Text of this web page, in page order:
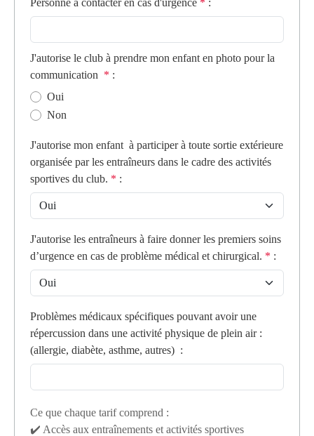
Personne à contacter en cas d'urgence * :
J'autorise le club à prendre mon enfant en photo pour la
communication * :
Oui
Non
J'autorise mon enfant à participer à toute sortie extérieure
organisée par les entraîneurs dans le cadre des activités
sportives du club. * :
J'autorise les entraîneurs à faire donner les premiers soins
d’urgence en cas de problème médical et chirurgical. * :
Problèmes médicaux spécifiques pouvant avoir une
répercussion dans une activité physique de plein air :
(allergie, diabète, asthme, autres) :
Ce que chaque tarif comprend :
✔️ Accès aux entraînements et activités sportives